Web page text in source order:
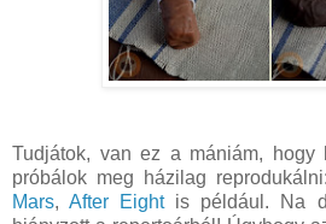
Tudjátok, van ez a mániám, hogy
próbálok meg házilag
Mars,After Eightis például. Na